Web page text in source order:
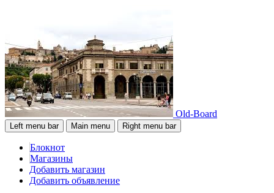
Old-Board
Left menu bar Main menu Right menu bar
Блокнот
Магазины
Добавить магазин
Добавить объявление